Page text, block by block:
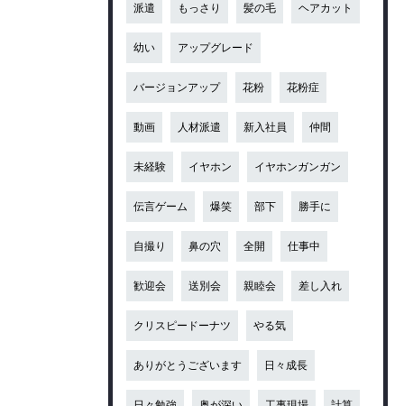
派遣 もっさり 髪の毛 ヘアカット
幼い アップグレード
バージョンアップ 花粉 花粉症
動画 人材派遣 新入社員 仲間
未経験 イヤホン イヤホンガンガン
伝言ゲーム 爆笑 部下 勝手に
自撮り 鼻の穴 全開 仕事中
歓迎会 送別会 親睦会 差し入れ
クリスピードーナツ やる気
ありがとうございます 日々成長